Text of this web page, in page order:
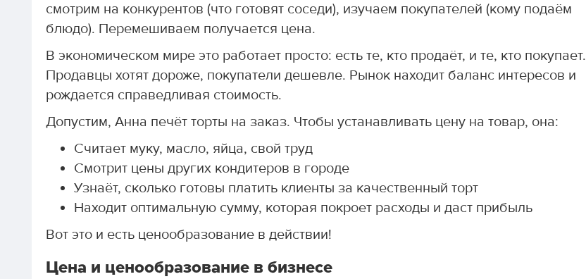
смотрим на конкурентов (что готовят соседи), изучаем покупателей (кому подаём
блюдо). Перемешиваем получается цена.
В экономическом мире это работает просто: есть те, кто продаёт, и те, кто покупает.
Продавцы хотят дороже, покупатели дешевле. Рынок находит баланс интересов и
рождается справедливая стоимость.
Допустим, Анна печёт торты на заказ. Чтобы устанавливать цену на товар, она:
Считает муку, масло, яйца, свой труд
Смотрит цены других кондитеров в городе
Узнаёт, сколько готовы платить клиенты за качественный торт
Находит оптимальную сумму, которая покроет расходы и даст прибыль
Вот это и есть ценообразование в действии!
Цена и ценообразование в бизнесе